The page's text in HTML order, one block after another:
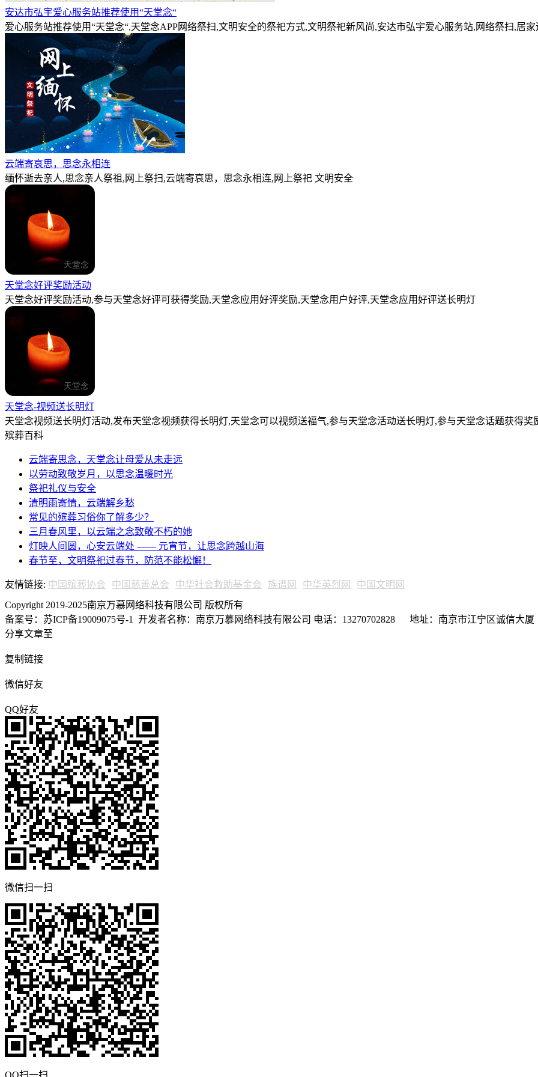
安达市弘宇爱心服务站推荐使用“天堂念“
爱心服务站推荐使用“天堂念“,天堂念APP网络祭扫,文明安全的祭祀方式,文明祭祀新风尚,安达市弘宇爱心服务站,网络祭扫,居
云端寄哀思，思念永相连
缅怀逝去亲人,思念亲人祭祖,网上祭扫,云端寄哀思，思念永相连,网上祭祀 文明安全
天堂念好评奖励活动
天堂念好评奖励活动,参与天堂念好评可获得奖励,天堂念应用好评奖励,天堂念用户好评,天堂念应用好评送长明灯
天堂念-视频送长明灯
天堂念视频送长明灯活动,发布天堂念视频获得长明灯,天堂念可以视频送福气,参与天堂念活动送长明灯,参与天堂念话题获得奖
殡葬百科
云端寄思念，天堂念让母爱从未走远
以劳动致敬岁月，以思念温暖时光
祭祀礼仪与安全
清明雨寄情，云端解乡愁
常见的殡葬习俗你了解多少？
三月春风里，以云端之念致敬不朽的她
灯映人间圆，心安云端处 —— 元宵节，让思念跨越山海
春节至，文明祭祀过春节，防范不能松懈！
友情链接: 中国殡葬协会 中国慈善总会 中华社会救助基金会 族谱网 中华英烈网
中国文明网
Copyright 2019-2025南京万慕网络科技有限公司 版权所有
备案号：苏ICP备19009075号-1
开发者名称：南京万慕网络科技有限公司 电话：13270702828 地址：南京市江宁区诚信大厦
分享文章至
复制链接
微信好友
QQ好友
微信扫一扫
QQ扫一扫